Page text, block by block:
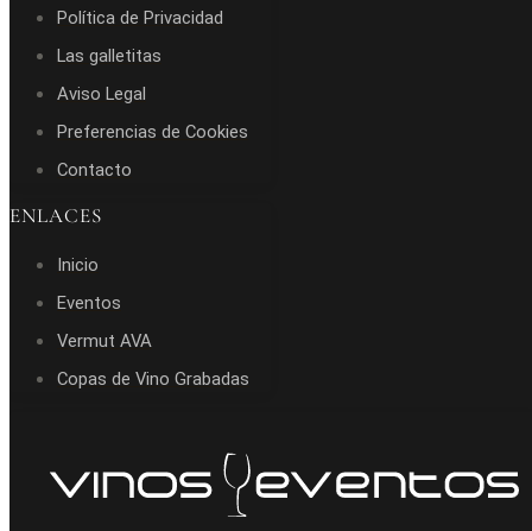
Política de Privacidad
Las galletitas
Aviso Legal
Preferencias de Cookies
Contacto
ENLACES
Inicio
Eventos
Vermut AVA
Copas de Vino Grabadas